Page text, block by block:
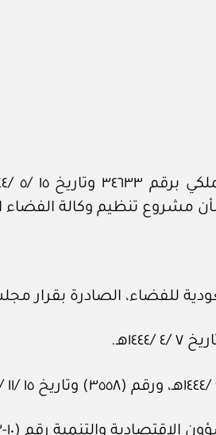
الصادرة بقرار مجلس الوزراء رقم
رقم (١٠-٤٣ /٤٤/د) وتاريخ ٥ /١١ /١٤٤٤هـ.